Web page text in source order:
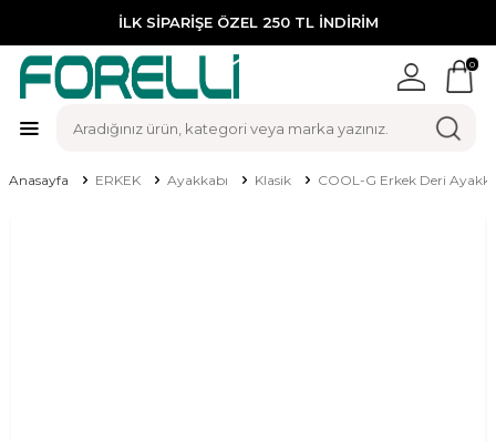
İLK SİPARİŞE ÖZEL 250 TL İNDİRİM
0
Anasayfa ERKEK Ayakkabı Klasik COOL-G Erkek Deri